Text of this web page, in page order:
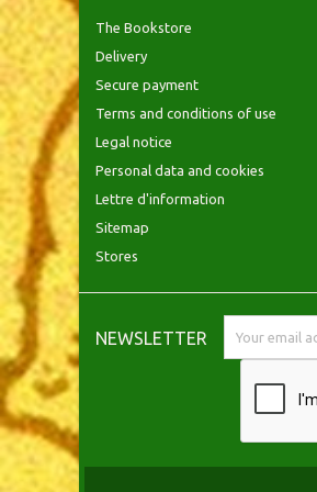
The Bookstore
Delivery
Secure payment
Terms and conditions of use
Legal notice
Personal data and cookies
Lettre d'information
Sitemap
Stores
NEWSLETTER